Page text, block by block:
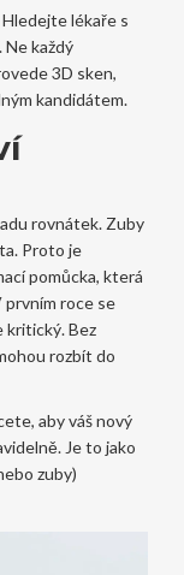
lékaře s
každý
3D sken,
kandidátem.
rovnátek. Zuby
Proto je
pomůcka, která
prvním roce se
kritický. Bez
rozbít do
aby váš nový
Je to jako
zuby)